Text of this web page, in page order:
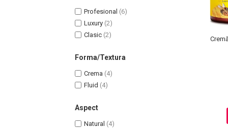
Profesional (6)
Luxury (2)
Clasic (2)
Forma/Textura
Crema (4)
Fluid (4)
Aspect
Natural (4)